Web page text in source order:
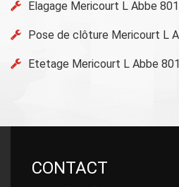
Elagage Mericourt L Abbe
Pose de clôture Mericourt L
Etetage Mericourt L Abbe
CONTACT